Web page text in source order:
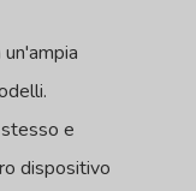
e
dispositivo